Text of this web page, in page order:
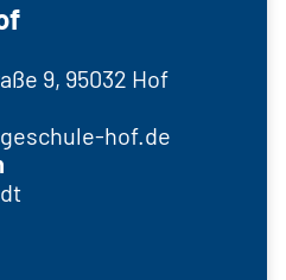
9, 95032 Hof
hof.de